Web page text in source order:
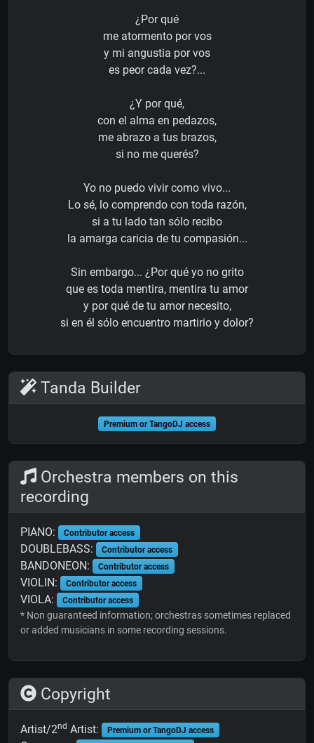
¿Por qué
me atormento por vos
y mi angustia por vos
es peor cada vez?...
¿Y por qué,
con el alma en pedazos,
me abrazo a tus brazos,
si no me querés?
Yo no puedo vivir como vivo...
Lo sé, lo comprendo con toda razón,
si a tu lado tan sólo recibo
la amarga caricia de tu compasión...
Sin embargo... ¿Por qué yo no grito
que es toda mentira, mentira tu amor
y por qué de tu amor necesito,
si en él sólo encuentro martirio y dolor?
Tanda Builder
Premium or TangoDJ access
Orchestra members on this
recording
PIANO: Contributor access
DOUBLEBASS: Contributor access
BANDONEON: Contributor access
VIOLIN: Contributor access
VIOLA: Contributor access
* Non guaranteed information; orchestras sometimes replaced
or added musicians in some recording sessions.
Copyright
Artist/2nd Artist: Premium or TangoDJ access